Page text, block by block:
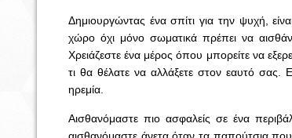
Δημιουργώντας ένα σπίτι για την ψυχή,
χώρο όχι μόνο σωματικά πρέπει να
Χρειάζεστε ένα μέρος όπου μπορείτε να
τι θα θέλατε να αλλάξετε στον εαυτό σας.
ηρεμία.
Αισθανόμαστε πιο ασφαλείς σε ένα